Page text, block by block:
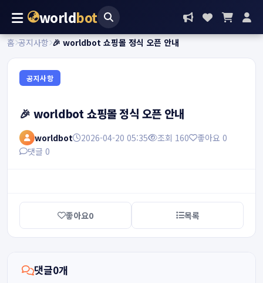
worldbot
홈 공지사항 🎉 worldbot 쇼핑몰 정식 오픈 안내
공지사항
🎉 worldbot 쇼핑몰 정식 오픈 안내
worldbot 2026-04-20 05:35 조회 160
좋아요 0
댓글 0
좋아요0 목록
댓글0개